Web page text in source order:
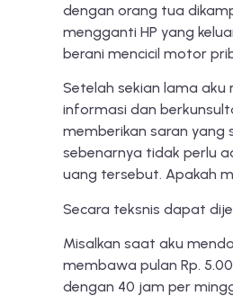
dengan orang tua
mengganti HP yang
berani mencicil motor
Setelah sekian lama
informasi dan
memberikan saran yang
sebenarnya tidak perlu
uang tersebut. Apakah
Secara teksnis dapat
Misalkan saat aku
membawa pulan Rp.
dengan 40 jam per